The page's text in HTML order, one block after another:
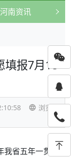
河南资讯
填报7月18
浏览
省五年一贯制